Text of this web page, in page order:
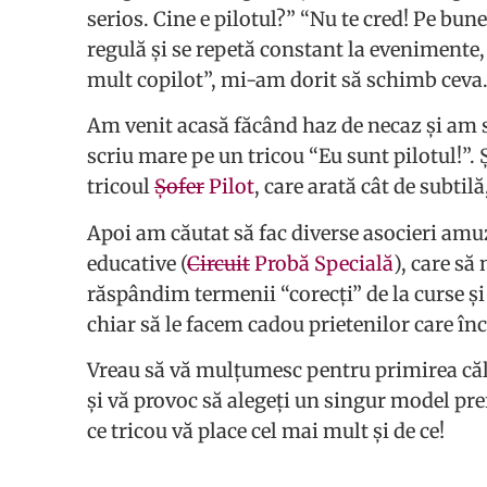
serios. Cine e pilotul?” “Nu te cred! Pe
regulă și se repetă constant la
mult copilot”, mi-am dorit să schimb ceva.
Am venit acasă făcând haz de necaz și
scriu mare pe un tricou “Eu sunt pilotul!”.
tricoulȘoferPilot, care arată cât de
Apoi am căutat să fac diverse asocieri
educative (CircuitProbă Specială), care
răspândim termenii “corecți” de la curse
chiar să le facem cadou prietenilor care
Vreau să vă mulțumesc pentru primirea
șivă provoc să alegeți un singur model
ce tricou vă place cel mai mult și de ce!